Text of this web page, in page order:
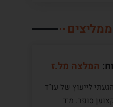
המלצה מל.ז
לייעוץ של עו”ד
סופר. מיד